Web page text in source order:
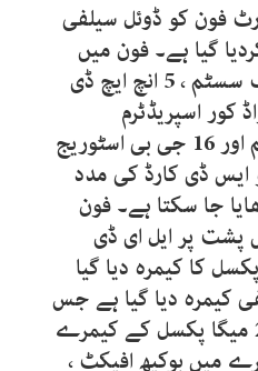
11 اسمارٹ فون کو ڈوئل سیلفی
گیا ہے۔ فون میں
اینڈرائیڈ نوگیٹ آپریٹنگ سسٹم ، 5 انچ ایچ ڈی
کور اسپریڈٹرم
پروسیسر ، 2 جی بی ریم اور 16 جی بی اسٹوریج
ایس ڈی کارڈ کی مدد
جا سکتا ہے۔ فون
پر ایل ای ڈی
8 میگا پکسل کا کیمرہ دیا گیا
کیمرہ دیا گیا ہے جس
میں 8 میگا پکسل اور 2 میگا پکسل کے کیمرے
میں بوکیھ افیکٹ ،